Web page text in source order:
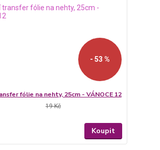
- 53 %
fólie na nehty, 25cm - VÁNOCE 12
19 Kč
Koupit